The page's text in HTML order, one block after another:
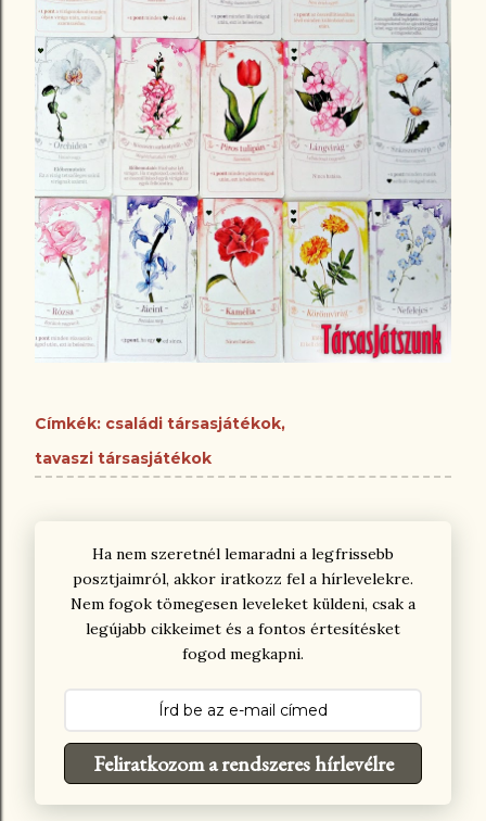
Címkék: családi társasjátékok
tavaszi társasjátékok
Ha nem szeretnél lemaradni a legfrissebb
posztjaimról, akkor iratkozz fel a hírlevelekre.
Nem fogok tömegesen leveleket küldeni, csak a
legújabb cikkeimet és a fontos értesítésket
fogod megkapni.
Feliratkozom a rendszeres hírlevélre